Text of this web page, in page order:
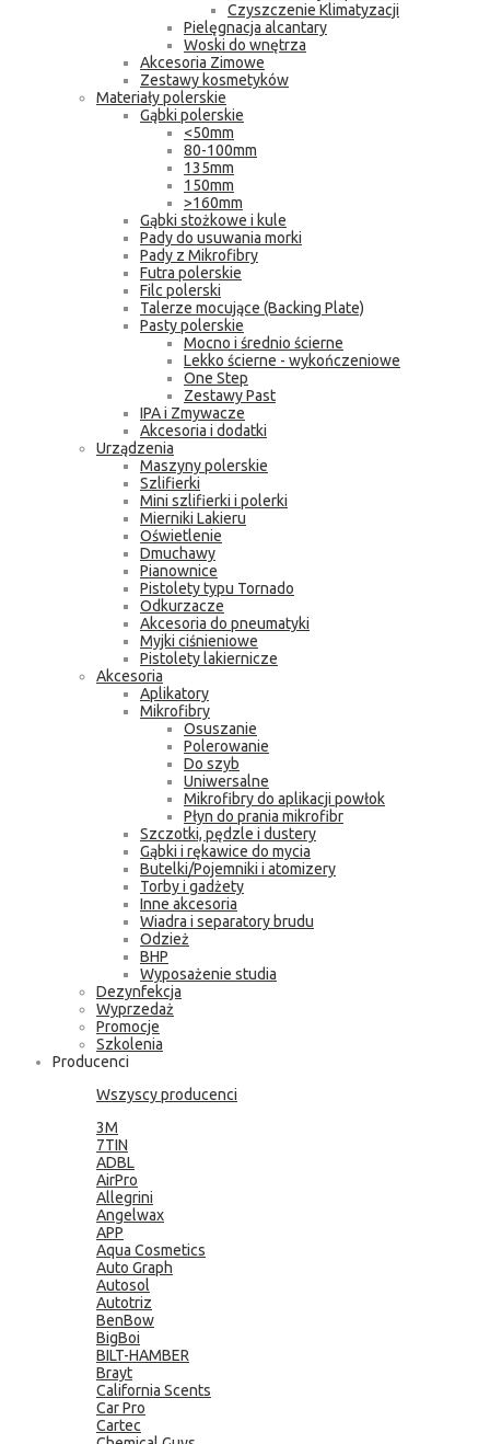
Czyszczenie Klimatyzacji
Pielęgnacja alcantary
Woski do wnętrza
Akcesoria Zimowe
Zestawy kosmetyków
Materiały polerskie
Gąbki polerskie
<50mm
80-100mm
135mm
150mm
>160mm
Gąbki stożkowe i kule
Pady do usuwania morki
Pady z Mikrofibry
Futra polerskie
Filc polerski
Talerze mocujące (Backing Plate)
Pasty polerskie
Mocno i średnio ścierne
Lekko ścierne - wykończeniowe
One Step
Zestawy Past
IPA i Zmywacze
Akcesoria i dodatki
Urządzenia
Maszyny polerskie
Szlifierki
Mini szlifierki i polerki
Mierniki Lakieru
Oświetlenie
Dmuchawy
Pianownice
Pistolety typu Tornado
Odkurzacze
Akcesoria do pneumatyki
Myjki ciśnieniowe
Pistolety lakiernicze
Akcesoria
Aplikatory
Mikrofibry
Osuszanie
Polerowanie
Do szyb
Uniwersalne
Mikrofibry do aplikacji powłok
Płyn do prania mikrofibr
Szczotki, pędzle i dustery
Gąbki i rękawice do mycia
Butelki/Pojemniki i atomizery
Torby i gadżety
Inne akcesoria
Wiadra i separatory brudu
Odzież
BHP
Wyposażenie studia
Dezynfekcja
Wyprzedaż
Promocje
Szkolenia
Producenci
Wszyscy producenci
3M
7TIN
ADBL
AirPro
Allegrini
Angelwax
APP
Aqua Cosmetics
Auto Graph
Autosol
Autotriz
BenBow
BigBoi
BILT-HAMBER
Brayt
California Scents
Car Pro
Cartec